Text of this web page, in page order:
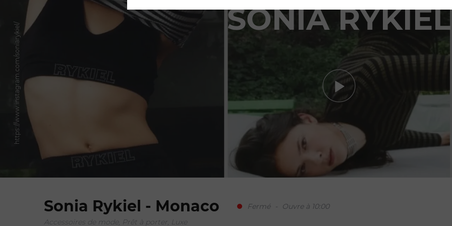
https://www.instagram.com/soniarykiel/
SONIA RYKIEL
Sonia Rykiel - Monaco
Accessoires de mode, Prêt à porter, Luxe
Fermé Ouvre à 10:00
Votre demande de
pour Sonia Rykiel